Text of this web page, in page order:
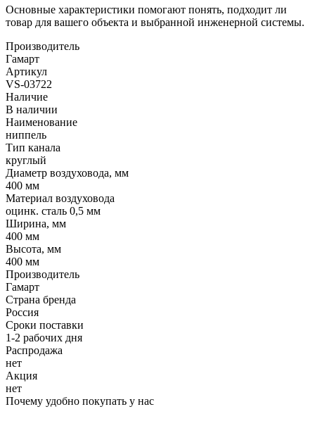
Основные характеристики помогают понять, подходит ли
товар для вашего объекта и выбранной инженерной системы.
Производитель
Гамарт
Артикул
VS-03722
Наличие
В наличии
Наименование
ниппель
Тип канала
круглый
Диаметр воздуховода, мм
400 мм
Материал воздуховода
оцинк. сталь 0,5 мм
Ширина, мм
400 мм
Высота, мм
400 мм
Производитель
Гамарт
Страна бренда
Россия
Сроки поставки
1-2 рабочих дня
Распродажа
нет
Акция
нет
Почему удобно покупать у нас